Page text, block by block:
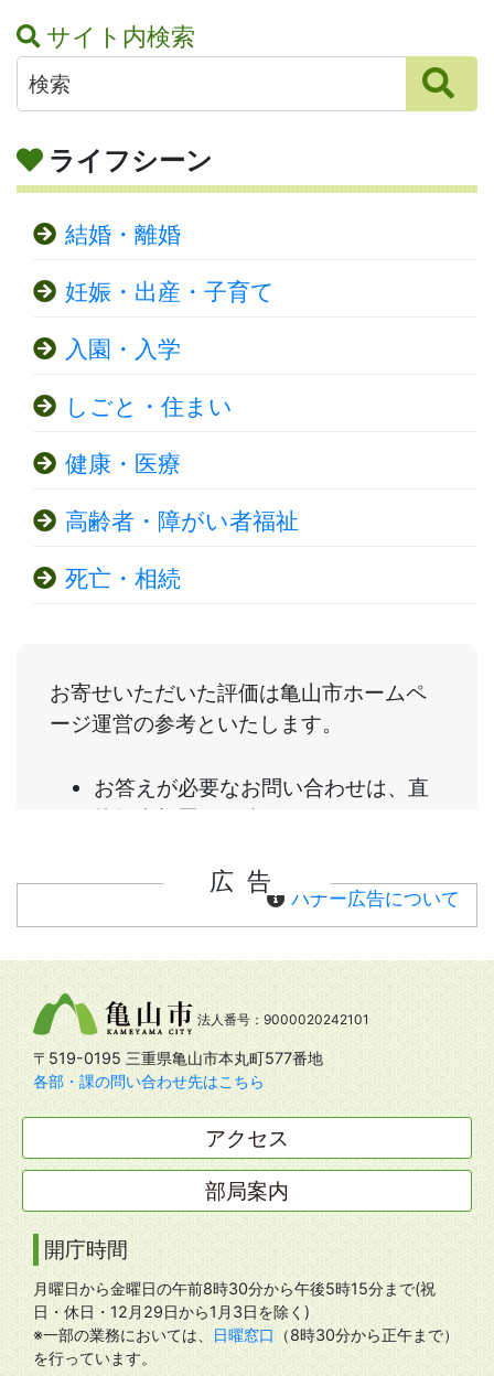
サイト内検索
ライフシーン
結婚・離婚
妊娠・出産・子育て
入園・入学
しごと・住まい
健康・医療
高齢者・障がい者福祉
死亡・相続
広告
バナー広告について
法人番号：9000020242101
〒519-0195 三重県亀山市本丸町577番地
各部・課の問い合わせ先はこちら
アクセス
部局案内
開庁時間
月曜日から金曜日の午前8時30分から午後5時15分まで(祝
日・休日・12月29日から1月3日を除く)
※一部の業務においては、
日曜窓口
（8時30分から正午まで）
を行っています。